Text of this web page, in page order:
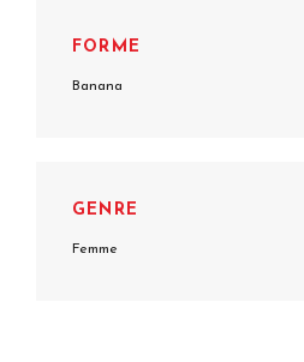
FORME
Banana
GENRE
Femme